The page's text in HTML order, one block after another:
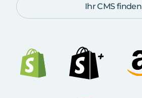
Ihr CMS finden